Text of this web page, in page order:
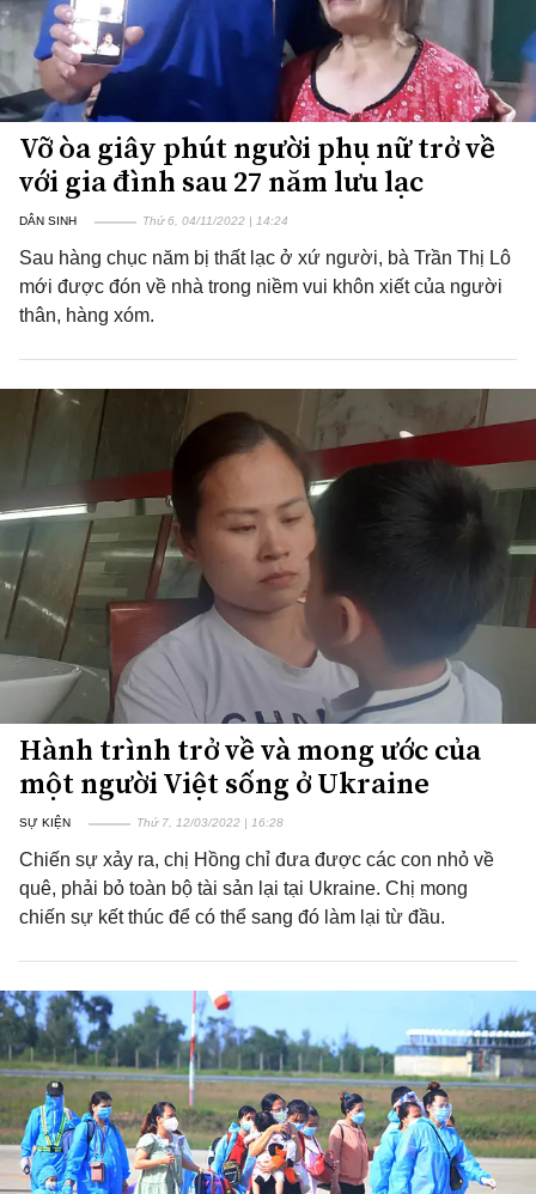
Vỡ òa giây phút người phụ nữ trở về
với gia đình sau 27 năm lưu lạc
DÂN SINH Thứ 6, 04/11/2022 | 14:24
Sau hàng chục năm bị thất lạc ở xứ người, bà Trần Thị Lô
mới được đón về nhà trong niềm vui khôn xiết của người
thân, hàng xóm.
Hành trình trở về và mong ước của
một người Việt sống ở Ukraine
SỰ KIỆN Thứ 7, 12/03/2022 | 16:28
Chiến sự xảy ra, chị Hồng chỉ đưa được các con nhỏ về
quê, phải bỏ toàn bộ tài sản lại tại Ukraine. Chị mong
chiến sự kết thúc để có thể sang đó làm lại từ đầu.